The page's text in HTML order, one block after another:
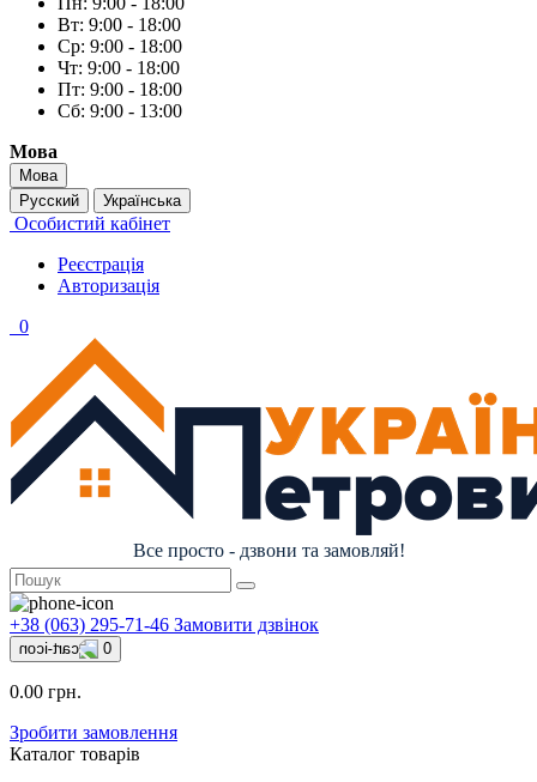
Вт: 9:00 - 18:00
Ср: 9:00 - 18:00
Чт: 9:00 - 18:00
Пт: 9:00 - 18:00
Сб: 9:00 - 13:00
Мова
Мова
Русский
Українська
Особистий кабінет
Реєстрація
Авторизація
0
Все просто - дзвони та замовляй!
+38 (063) 295-71-46 Замовити дзвінок
0
0.00 грн.
Зробити замовлення
Каталог товарів